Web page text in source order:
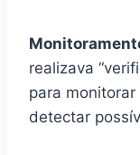
realizava
para
detectar